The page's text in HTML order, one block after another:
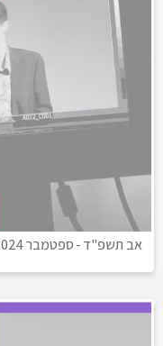
אב תשפ"ד-ספטמבר 2024